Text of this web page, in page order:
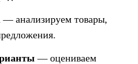
— анализируем товары,
— оцениваем